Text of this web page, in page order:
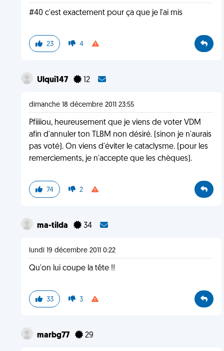
#40 c'est exactement pour ça que je l'ai mis
23 4
Ulqui147 12
dimanche 18 décembre 2011 23:55
Pfiiiiou, heureusement que je viens de voter VDM
afin d'annuler ton TLBM non désiré. (sinon je n'aurais
pas voté). On viens d'éviter le cataclysme. (pour les
remerciements, je n'accepte que les chèques).
74 2
ma-tilda 34
lundi 19 décembre 2011 0:22
Qu'on lui coupe la tête !!
33 3
marbg77 29